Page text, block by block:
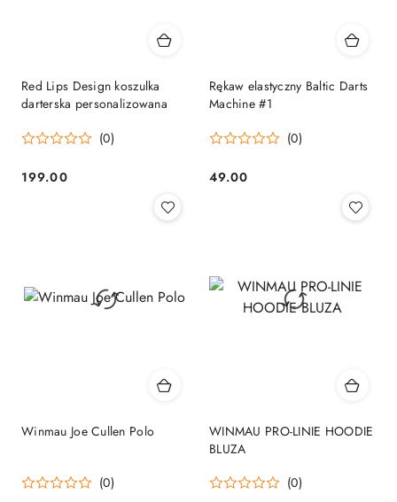
Red Lips Design koszulka
darterska personalizowana
(0)
Cena:
199.00
Rękaw elastyczny Baltic Darts
Machine #1
(0)
Cena:
49.00
Winmau Joe Cullen Polo
(0)
WINMAU PRO-LINIE HOODIE
BLUZA
(0)